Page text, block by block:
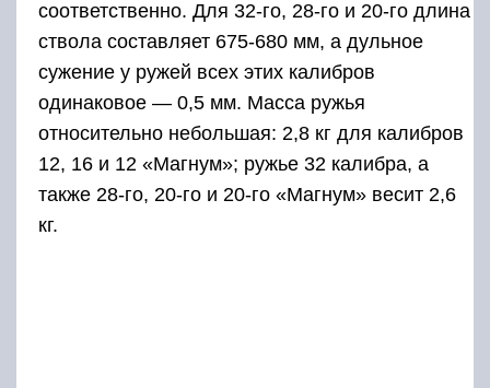
соответственно. Для 32-го, 28-го и 20-го длина
ствола составляет 675-680 мм, а дульное
сужение у ружей всех этих калибров
одинаковое — 0,5 мм. Масса ружья
относительно небольшая: 2,8 кг для калибров
12, 16 и 12 «Магнум»; ружье 32 калибра, а
также 28-го, 20-го и 20-го «Магнум» весит 2,6
кг.